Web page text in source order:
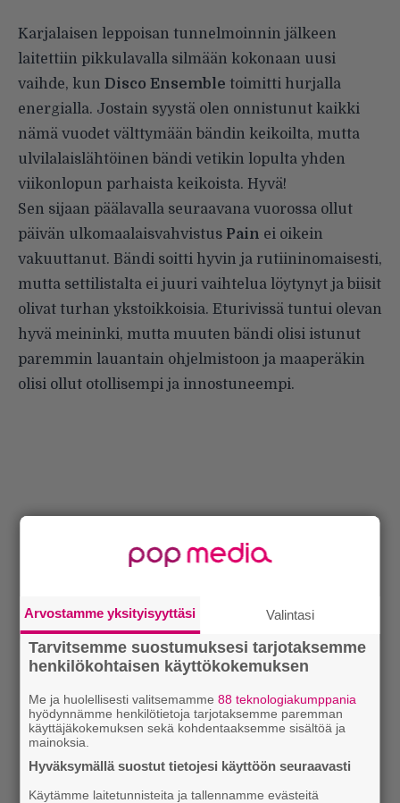
Karjalaisen leppoisan tunnelmoinnin jälkeen
laitettiin pikkulavalla silmään kokonaan uusi
vaihde, kun Disco Ensemble toimitti hurjalla
energialla. Jostain syystä olen onnistunut kaikki
nämä vuodet välttymään bändin keikoilta, mutta
ulvilalaislähtöinen bändi vetikin lopulta yhden
viikonlopun parhaista keikoista. Hyvä!
Sen sijaan päälavalla seuraavana vuorossa ollut
päivän ulkomaalaisvahvistus Pain ei oikein
vakuuttanut. Bändi soitti hyvin ja rutiininomaisesti,
mutta settilistalta ei juuri vaihtelua löytynyt ja biisit
olivat turhan ykstoikkoisia. Eturivissä tuntui olevan
hyvä meininki, mutta muuten bändi olisi istunut
paremmin lauantain ohjelmistoon ja maaperäkin
olisi ollut otollisempi ja innostuneempi.
Arvostamme yksityisyyttäsi Valintasi
Tarvitsemme suostumuksesi tarjotaksemme
henkilökohtaisen käyttökokemuksen
Me ja huolellisesti valitsemamme88 teknologiakumppania
hyödynnämme henkilötietoja tarjotaksemme paremman
käyttäjäkokemuksen sekä kohdentaaksemme sisältöä ja
mainoksia.
Hyväksymällä suostut tietojesi käyttöön seuraavasti
Käytämme laitetunnisteita ja tallennamme evästeitä